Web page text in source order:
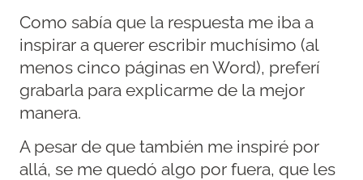
Como sabía que la respuesta me iba a
inspirar a querer escribir muchísimo (al
menos cinco páginas en Word), preferí
grabarla para explicarme de la mejor
manera.
A pesar de que también me inspiré por
allá, se me quedó algo por fuera, que les